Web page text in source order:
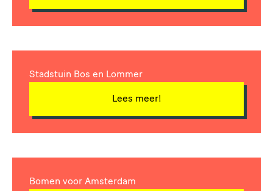
Stadstuin Bos en Lommer
Lees meer!
Bomen voor Amsterdam